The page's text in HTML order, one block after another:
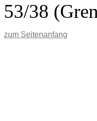
53/38
zum Seitenanfang